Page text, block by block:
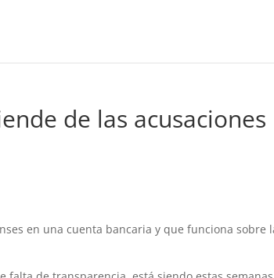
de las acusaciones
en una cuenta bancaria y que funciona sobre